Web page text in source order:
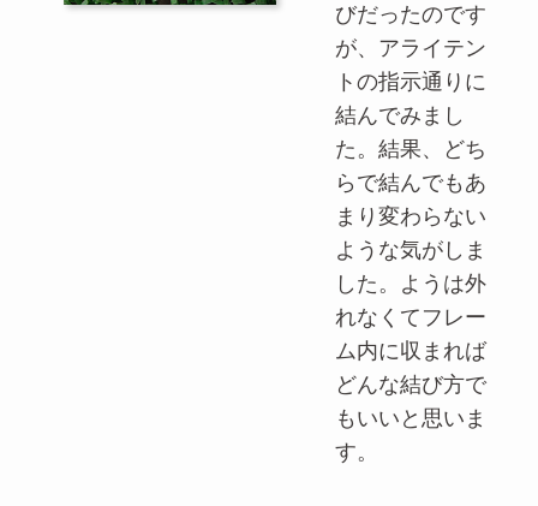
びだったのです
が、アライテン
トの指示通りに
結んでみまし
た。結果、どち
らで結んでもあ
まり変わらない
ような気がしま
した。ようは外
れなくてフレー
ム内に収まれば
どんな結び方で
もいいと思いま
す。